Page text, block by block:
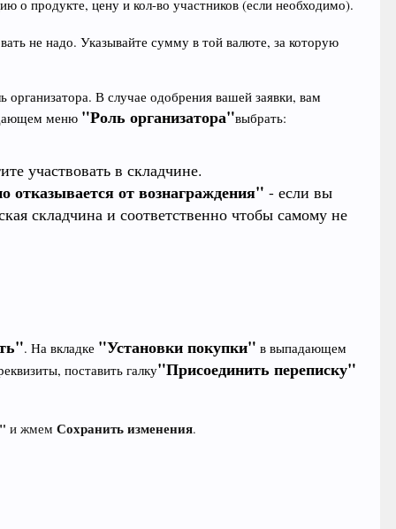
о продукте, цену и кол-во участников (если необходимо).
не надо. Указывайте сумму в той валюте, за которую
организатора. В случае одобрения вашей заявки, вам
меню "Роль организатора"выбрать:
участвовать в складчине.
отказывается от вознаграждения" - если вы
складчина и соответственно чтобы самому не
. На вкладке "Установки покупки" в выпадающем
поставить галку"Присоединить переписку"
и жмемСохранить изменения.